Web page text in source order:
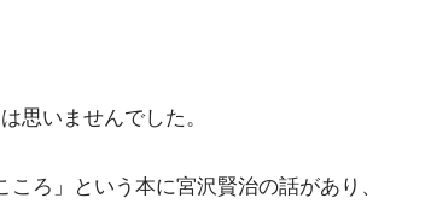
思いませんでした。
ろ」という本に宮沢賢治の話があり、